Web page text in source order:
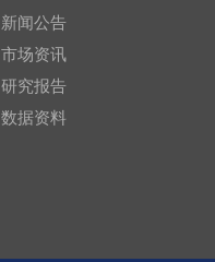
新闻公告
市场资讯
研究报告
数据资料